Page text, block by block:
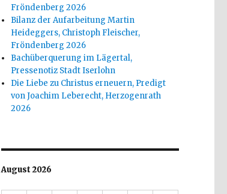
Fröndenberg 2026
Bilanz der Aufarbeitung Martin
Heideggers, Christoph Fleischer,
Fröndenberg 2026
Bachüberquerung im Lägertal,
Pressenotiz Stadt Iserlohn
Die Liebe zu Christus erneuern, Predigt
von Joachim Leberecht, Herzogenrath
2026
August 2026